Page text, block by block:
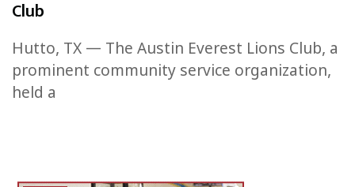
Club
Hutto, TX — The Austin Everest Lions Club, a
prominent community service organization,
held a